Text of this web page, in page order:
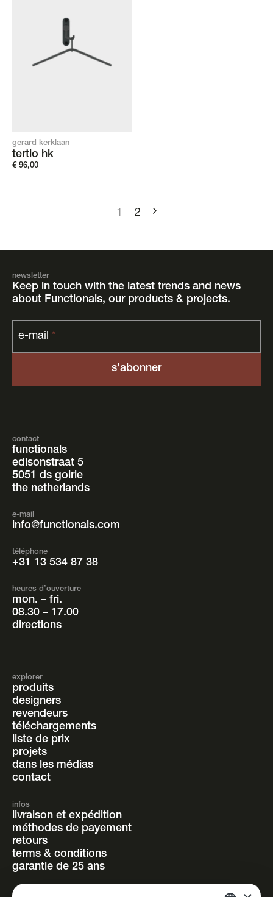
gerard kerklaan
tertio hk
€ 96,00
1 2
newsletter
Keep in touch with the latest trends and news
about Functionals, our products & projects.
e-mail *
contact
functionals
edisonstraat 5
5051 ds goirle
the netherlands
e-mail
info@functionals.com
téléphone
+31 13 534 87 38
heures d’ouverture
mon. – fri.
08.30 – 17.00
directions
explorer
produits
designers
revendeurs
téléchargements
liste de prix
projets
dans les médias
contact
infos
livraison et expédition
méthodes de payement
retours
terms & conditions
garantie de 25 ans
suivez-nous